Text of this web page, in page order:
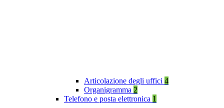
Articolazione degli uffici 4
Organigramma 2
Telefono e posta elettronica 1